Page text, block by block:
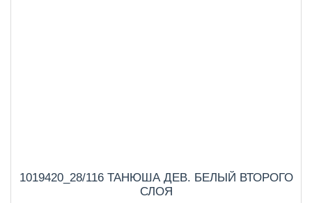
1019420_28/116 ТАНЮША ДЕВ. БЕЛЫЙ ВТОРОГО
СЛОЯ